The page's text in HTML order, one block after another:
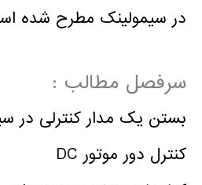
در سیمولینک مطرح شده
سرفصل مطالب :
بستن یک مدار کنترلی در
کنترل دور موتور DC